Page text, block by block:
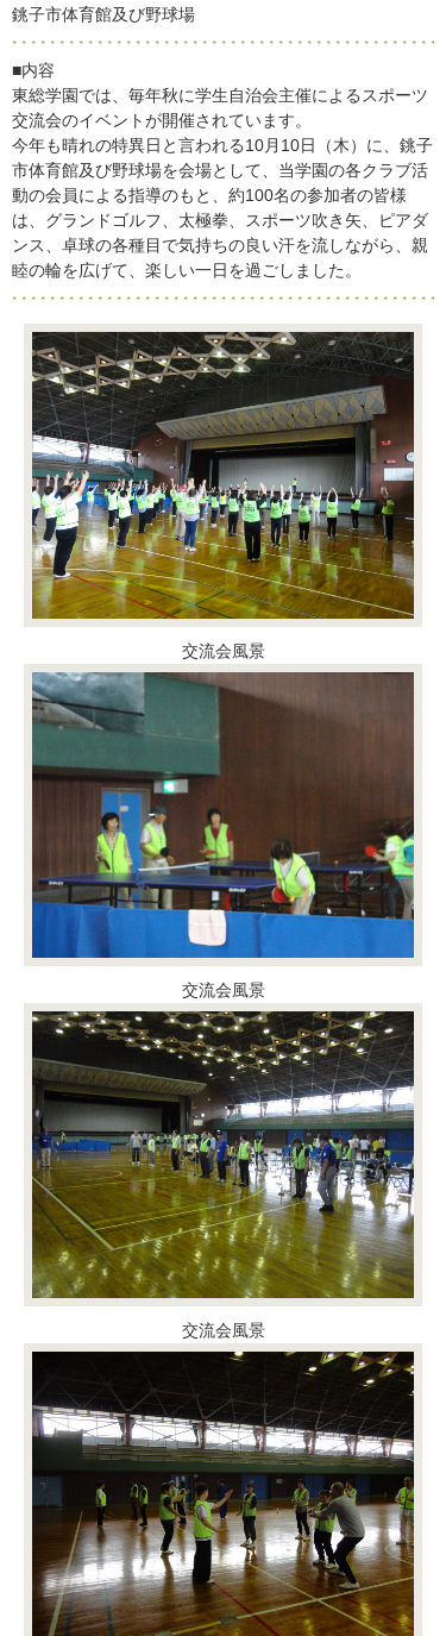
銚子市体育館及び野球場
■内容
東総学園では、毎年秋に学生自治会主催によるスポーツ
交流会のイベントが開催されています。
今年も晴れの特異日と言われる10月10日（木）に、銚子
市体育館及び野球場を会場として、当学園の各クラブ活
動の会員による指導のもと、約100名の参加者の皆様
は、グランドゴルフ、太極拳、スポーツ吹き矢、ピアダ
ンス、卓球の各種目で気持ちの良い汗を流しながら、親
睦の輪を広げて、楽しい一日を過ごしました。
交流会風景
交流会風景
交流会風景